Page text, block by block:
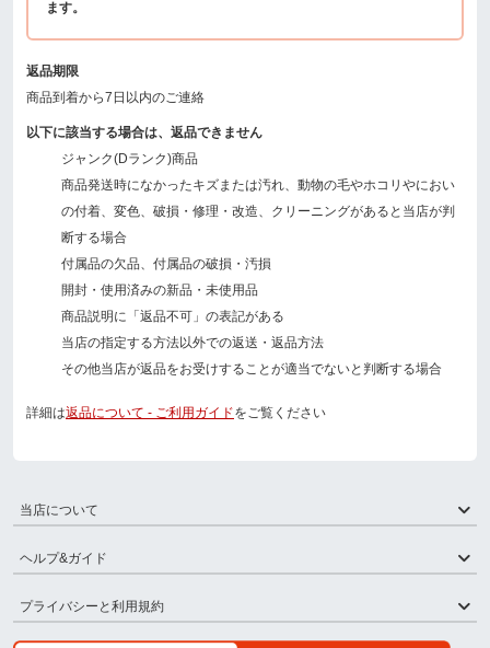
ます。
返品期限
商品到着から7日以内のご連絡
以下に該当する場合は、返品できません
ジャンク(Dランク)商品
商品発送時になかったキズまたは汚れ、動物の毛やホコリやにおい
の付着、変色、破損・修理・改造、クリーニングがあると当店が判
断する場合
付属品の欠品、付属品の破損・汚損
開封・使用済みの新品・未使用品
商品説明に「返品不可」の表記がある
当店の指定する方法以外での返送・返品方法
その他当店が返品をお受けすることが適当でないと判断する場合
詳細は返品について - ご利用ガイドをご覧ください
当店について
ヘルプ&ガイド
プライバシーと利用規約